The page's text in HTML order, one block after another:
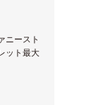
ニースト
ット最大